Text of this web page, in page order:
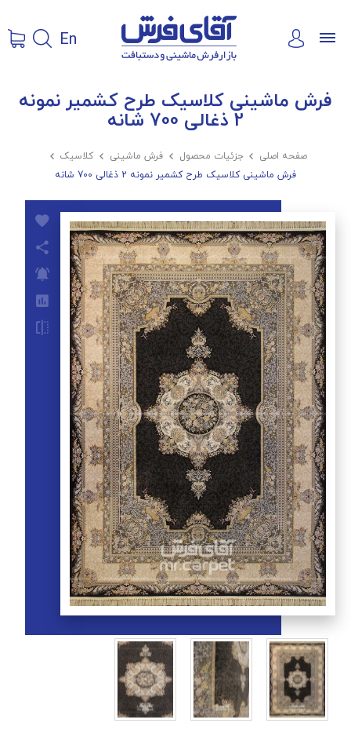
En
فرش ماشینی کلاسیک طرح کشمیر نمونه
2 ذغالی 700 شانه
صفحه اصلی  جزئیات محصول  فرش ماشینی  کلاسیک 
فرش ماشینی کلاسیک طرح کشمیر نمونه 2 ذغالی 700 شانه